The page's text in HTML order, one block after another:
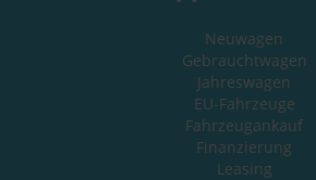
Neuwagen
Gebrauchtwagen
Jahreswagen
EU-Fahrzeuge
Fahrzeugankauf
Finanzierung
Leasing